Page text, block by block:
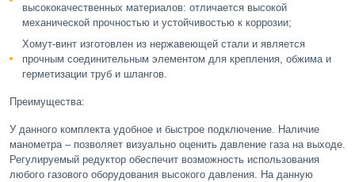
высококачественных материалов: отличается высокой
механической прочностью и устойчивостью к коррозии;
Хомут-винт изготовлен из нержавеющей стали и является
прочным соединительным элементом для крепления, обжима и
герметизации труб и шлангов.
Преимущества:
У данного комплекта удобное и быстрое подключение. Наличие
манометра – позволяет визуально оценить давление газа на выходе.
Регулируемый редуктор обеспечит возможность использования
любого газового оборудования высокого давления. На данную